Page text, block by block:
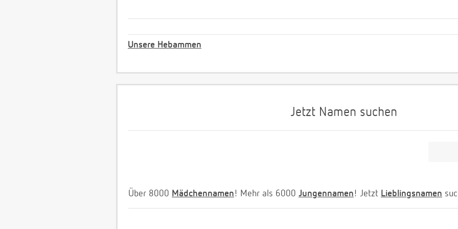
Unsere Hebammen
Jetzt Namen suchen
Über 8000 Mädchennamen! Mehr als 6000 Jungennamen! Jetzt Lieblingsnamen